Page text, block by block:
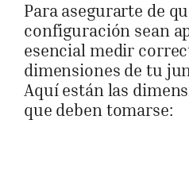
Para asegurarte de
configuración sean
esencial medir
dimensiones de tu
Aquí están las
que deben tomarse: